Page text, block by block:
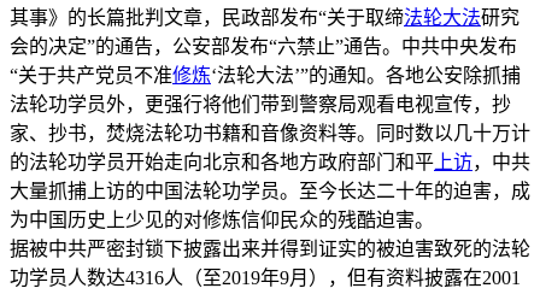
其事》的长篇批判文章，民政部发布“关于取缔法轮大法研究
会的决定”的通告，公安部发布“六禁止”通告。中共中央发布
“关于共产党员不准修炼‘法轮大法’”的通知。各地公安除抓捕
法轮功学员外，更强行将他们带到警察局观看电视宣传，抄
家、抄书，焚烧法轮功书籍和音像资料等。同时数以几十万计
的法轮功学员开始走向北京和各地方政府部门和平 上访，中共
大量抓捕上访的中国法轮功学员。至今长达二十年的迫害，成
为中国历史上少见的对修炼信仰民众的残酷迫害。
据被中共严密封锁下披露出来并得到证实的被迫害致死的法轮
功学员人数达4316人（至2019年9月），但有资料披露在2001